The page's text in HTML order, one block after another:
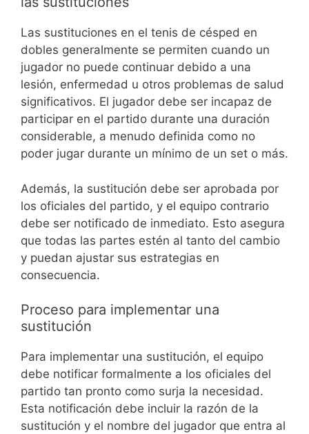
Las sustituciones en el tenis de césped en
dobles generalmente se permiten cuando un
jugador no puede continuar debido a una
lesión, enfermedad u otros problemas de salud
significativos. El jugador debe ser incapaz de
participar en el partido durante una duración
considerable, a menudo definida como no
poder jugar durante un mínimo de un set o más.
Además, la sustitución debe ser aprobada por
los oficiales del partido, y el equipo contrario
debe ser notificado de inmediato. Esto asegura
que todas las partes estén al tanto del cambio
y puedan ajustar sus estrategias en
consecuencia.
Proceso para implementar una
sustitución
Para implementar una sustitución, el equipo
debe notificar formalmente a los oficiales del
partido tan pronto como surja la necesidad.
Esta notificación debe incluir la razón de la
sustitución y el nombre del jugador que entra al